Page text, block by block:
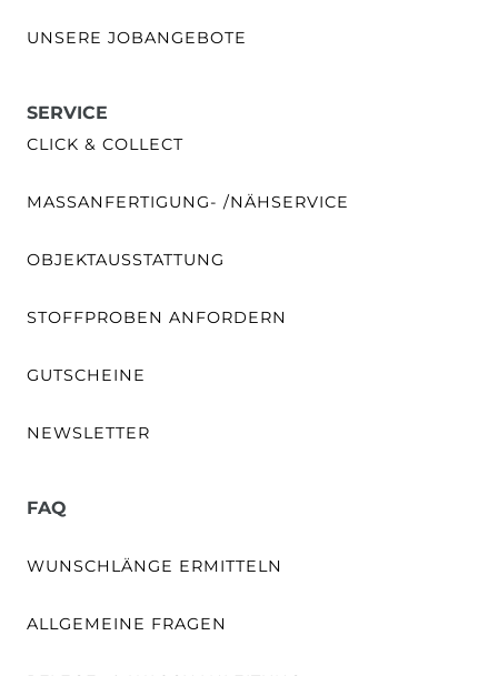
UNSERE JOBANGEBOTE
SERVICE
CLICK & COLLECT
MASSANFERTIGUNG- /NÄHSERVICE
OBJEKTAUSSTATTUNG
STOFFPROBEN ANFORDERN
GUTSCHEINE
NEWSLETTER
FAQ
WUNSCHLÄNGE ERMITTELN
ALLGEMEINE FRAGEN